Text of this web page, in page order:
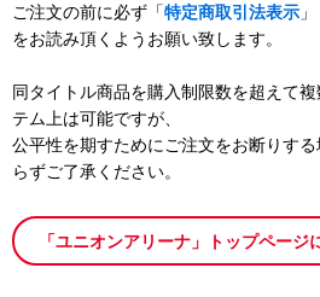
ご注文の前に必ず「特定商取引法表示
をお読み頂くようお願い致します。
同タイトル商品を購入制限数を超えて
テム上は可能ですが、
公平性を期すためにご注文をお断りす
らずご了承ください。
「ユニオンアリーナ」トップページ